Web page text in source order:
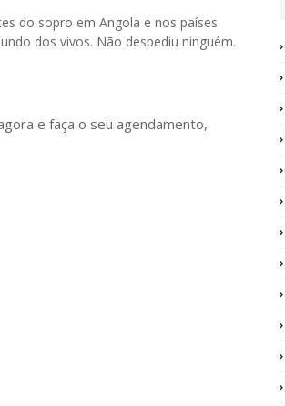
do sopro em Angola e nos países
dos vivos. Não despediu ninguém.
e faça o seu agendamento,